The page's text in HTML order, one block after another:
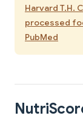
Harvard T.H.
processed
PubMed